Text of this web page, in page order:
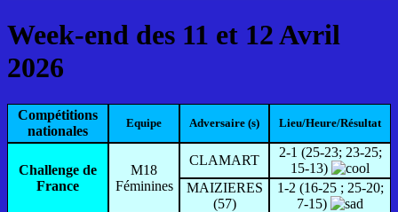
Week-end des 11 et 12 Avril
2026
Compétitions
nationales
Equipe Adversaire (s) Lieu/Heure/Résultat
Challenge de
France
M18
Féminines
CLAMART
2-1 (25-23; 23-25;
15-13)
MAIZIERES
(57)
1-2 (16-25 ; 25-20;
7-15)